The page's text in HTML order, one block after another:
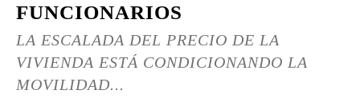
FUNCIONARIOS
LA ESCALADA DEL PRECIO DE LA
VIVIENDA ESTÁ CONDICIONANDO LA
MOVILIDAD...